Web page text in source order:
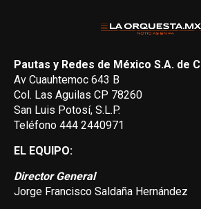
Pautas y Redes de México S.A. de
Av Cuauhtemoc 643 B
Col. Las Aguilas CP 78260
San Luis Potosí, S.L.P.
Teléfono 444 2440971
EL EQUIPO:
Director General
Jorge Francisco Saldaña Hernández